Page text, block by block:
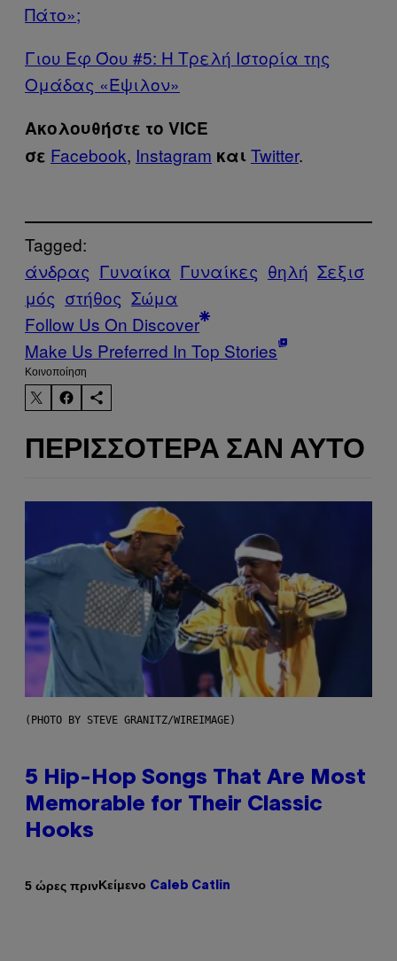
Πάτο»;
Γιου Εφ Όου #5: H Τρελή Ιστορία της
Ομάδας «Έψιλον»
Ακολουθήστε το VICE
σε Facebook, Instagram και Twitter.
Tagged:
άνδρας Γυναίκα Γυναίκες θηλή Σεξισ
μός στήθος Σώμα
Follow Us On Discover
Make Us Preferred In Top Stories
Kοινοποίηση
ΠΕΡΙΣΣΌΤΕΡΑ ΣΑΝ ΑΥΤΌ
(PHOTO BY STEVE GRANITZ/WIREIMAGE)
5 Hip-Hop Songs That Are Most
Memorable for Their Classic
Hooks
5 ώρες πρινΚείμενο Caleb Catlin